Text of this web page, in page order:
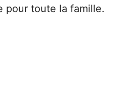
pour toute la famille.